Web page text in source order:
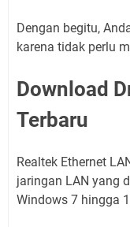
Dengan begitu,
karena tidak perlu
Download
Terbaru
Realtek Ethernet
jaringan LAN yang
Windows 7 hingga